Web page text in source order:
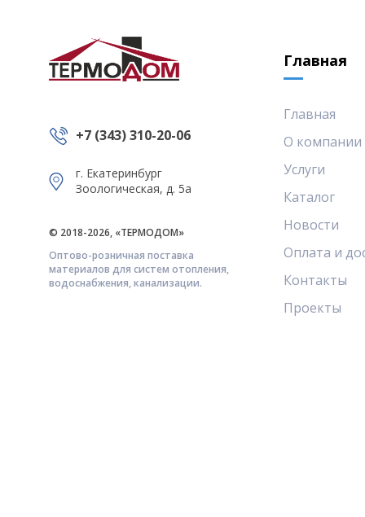
Главная
+7 (343) 310-20-06
г. Екатеринбург
Зоологическая, д. 5а
© 2018-2026, «ТЕРМОДОМ»
Оптово-розничная поставка
материалов для систем отопления,
водоснабжения, канализации.
Главная
О компании
Услуги
Каталог
Новости
Оплата и
Контакты
Проекты